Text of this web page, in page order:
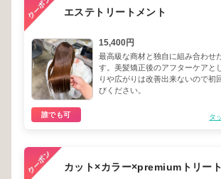
エステトリートメント
15,400円
最高級な商材と独自に組み合わせ
す。美髪矯正後のアフターケアと
りや広がりは改善出来ないので初
びください。
誰でも可 タ
カット×カラー×premiumトリー